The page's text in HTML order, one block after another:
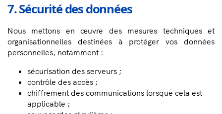
7. Sécurité des données
Nous mettons en œuvre des mesures techniques et
organisationnelles destinées à protéger vos données
personnelles, notamment :
sécurisation des serveurs ;
contrôle des accès ;
chiffrement des communications lorsque cela est
applicable ;